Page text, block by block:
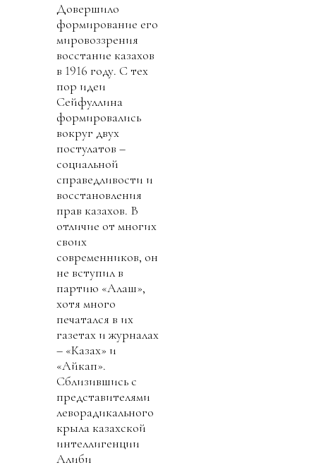
Довершило
формирование его
мировоззрения
восстание казахов
в 1916 году. С тех
пор идеи
Сейфуллина
формировались
вокруг двух
постулатов –
социальной
справедливости и
восстановления
прав казахов. В
отличие от многих
своих
современников, он
не вступил в
партию «Алаш»,
хотя много
печатался в их
газетах и журналах
– «Казах» и
«Айкап».
Сблизившись с
представителями
леворадикального
крыла казахской
интеллигенции
Алиби